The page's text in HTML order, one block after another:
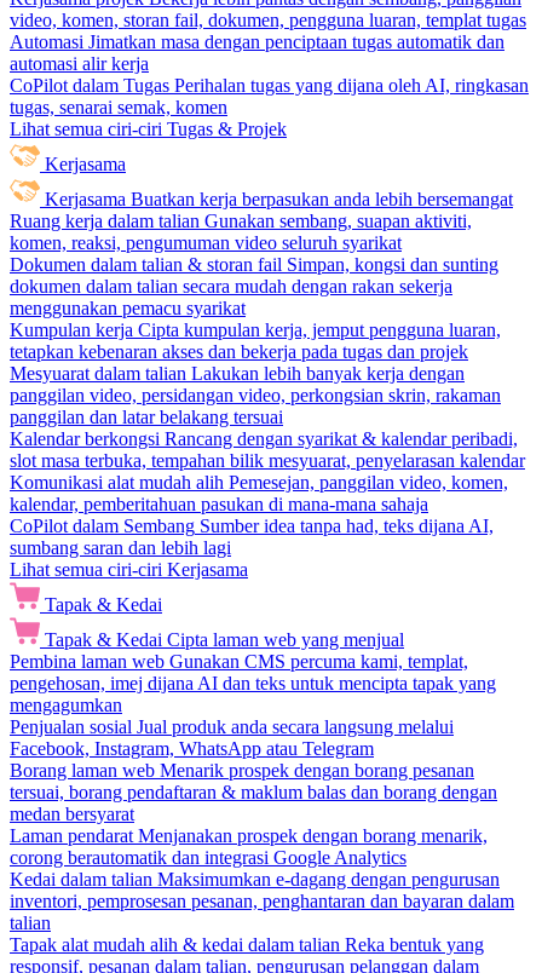
video, komen, storan fail, dokumen, pengguna luaran, templat tugas
Automasi Jimatkan masa dengan penciptaan tugas automatik dan
automasi alir kerja
CoPilot dalam Tugas Perihalan tugas yang dijana oleh AI, ringkasan
tugas, senarai semak, komen
Lihat semua ciri-ciri Tugas & Projek
Kerjasama
Kerjasama Buatkan kerja berpasukan anda lebih bersemangat
Ruang kerja dalam talian Gunakan sembang, suapan aktiviti,
komen, reaksi, pengumuman video seluruh syarikat
Dokumen dalam talian & storan fail Simpan, kongsi dan sunting
dokumen dalam talian secara mudah dengan rakan sekerja
menggunakan pemacu syarikat
Kumpulan kerja Cipta kumpulan kerja, jemput pengguna luaran,
tetapkan kebenaran akses dan bekerja pada tugas dan projek
Mesyuarat dalam talian Lakukan lebih banyak kerja dengan
panggilan video, persidangan video, perkongsian skrin, rakaman
panggilan dan latar belakang tersuai
Kalendar berkongsi Rancang dengan syarikat & kalendar peribadi,
slot masa terbuka, tempahan bilik mesyuarat, penyelarasan kalendar
Komunikasi alat mudah alih Pemesejan, panggilan video, komen,
kalendar, pemberitahuan pasukan di mana-mana sahaja
CoPilot dalam Sembang Sumber idea tanpa had, teks dijana AI,
sumbang saran dan lebih lagi
Lihat semua ciri-ciri Kerjasama
Tapak & Kedai
Tapak & Kedai Cipta laman web yang menjual
Pembina laman web Gunakan CMS percuma kami, templat,
pengehosan, imej dijana AI dan teks untuk mencipta tapak yang
mengagumkan
Penjualan sosial Jual produk anda secara langsung melalui
Facebook, Instagram, WhatsApp atau Telegram
Borang laman web Menarik prospek dengan borang pesanan
tersuai, borang pendaftaran & maklum balas dan borang dengan
medan bersyarat
Laman pendarat Menjanakan prospek dengan borang menarik,
corong berautomatik dan integrasi Google Analytics
Kedai dalam talian Maksimumkan e-dagang dengan pengurusan
inventori, pemprosesan pesanan, penghantaran dan bayaran dalam
talian
Tapak alat mudah alih & kedai dalam talian Reka bentuk yang
responsif, pesanan dalam talian, pengurusan pelanggan dalam